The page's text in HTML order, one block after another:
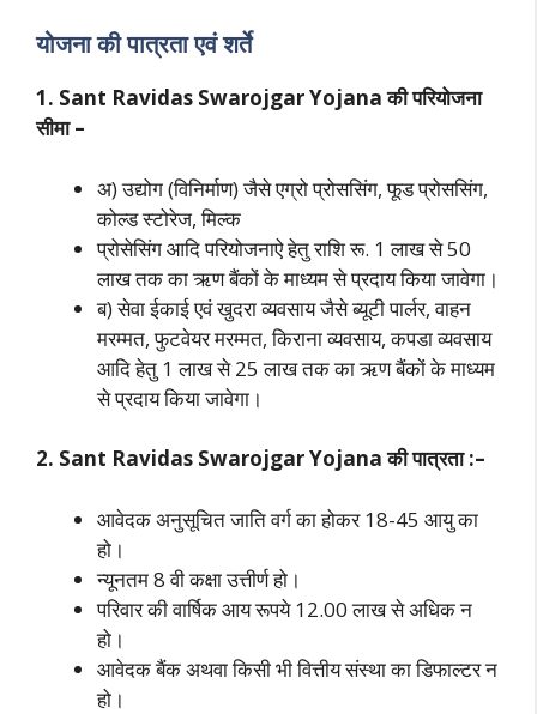
योजना की पात्रता एवं शर्ते
1. Sant Ravidas Swarojgar Yojana की परियोजना
सीमा –
अ) उद्योग (विनिर्माण) जैसे एग्रो प्रोससिंग, फूड प्रोससिंग,
कोल्ड स्टोरेज, मिल्क
प्रोसेसिंग आदि परियोजनाऐ हेतु राशि रू. 1 लाख से 50
लाख तक का ऋण बैंकों के माध्यम से प्रदाय किया जावेगा।
ब) सेवा ईकाई एवं खुदरा व्यवसाय जैसे ब्यूटी पार्लर, वाहन
मरम्मत, फुटवेयर मरम्मत, किराना व्यवसाय, कपडा व्यवसाय
आदि हेतु 1 लाख से 25 लाख तक का ऋण बैंकों के माध्यम
से प्रदाय किया जावेगा।
2. Sant Ravidas Swarojgar Yojana की पात्रता :–
आवेदक अनुसूचित जाति वर्ग का होकर 18-45 आयु का
हो।
न्यूनतम 8 वी कक्षा उत्तीर्ण हो।
परिवार की वार्षिक आय रूपये 12.00 लाख से अधिक न
हो।
आवेदक बैंक अथवा किसी भी वित्तीय संस्था का डिफाल्टर न
हो।